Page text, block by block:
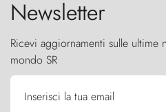
Newsletter
Ricevi aggiornamenti sulle
mondo SR
Inserisci la tua email